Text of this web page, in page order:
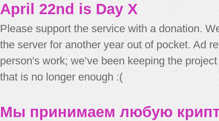
April 22nd is Day X
Please support the service with a donation.
the server for another year out of pocket. Ad
person's work; we’ve been keeping the
that is no longer enough :(
Мы принимаем любую